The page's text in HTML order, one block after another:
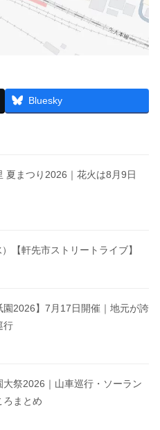
Bluesky
夏まつり2026｜花火は8月9日
【軒先市ストリートライブ】
園2026】7月17日開催｜地元が誇
行
大祭2026｜山車巡行・ソーラン
ろまとめ